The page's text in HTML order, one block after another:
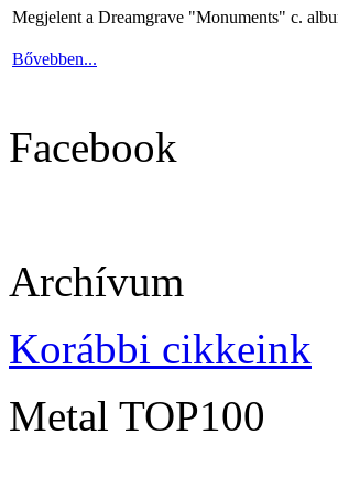
Megjelent a Dreamgrave "Monuments" c.
Bővebben...
Facebook
Archívum
Korábbi cikkeink
Metal TOP100